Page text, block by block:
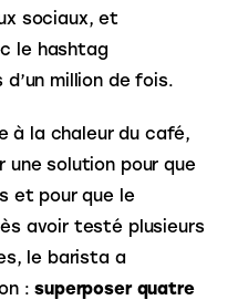
sociaux, et
le hashtag
million de fois.
à la chaleur du café,
une solution pour que
et pour que le
avoir testé plusieurs
le barista a
: superposer quatre